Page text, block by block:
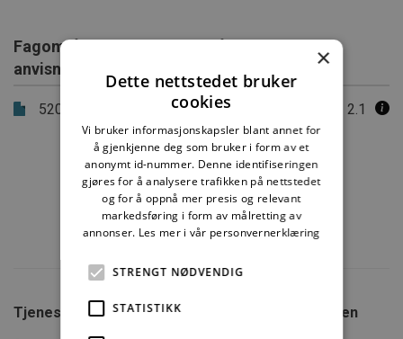
Fagområdet behandles også i følgende
anvisninger
520.315
Brannbeskyttelse av
stålkonstruksjoner
2.1
Tjenester fra SINTEF Om Byggforskserien
×
Dette nettstedet bruker
cookies
Vi bruker informasjonskapsler blant annet for
å gjenkjenne deg som bruker i form av et
anonymt id-nummer. Denne identifiseringen
gjøres for å analysere trafikken på nettstedet
og for å oppnå mer presis og relevant
markedsføring i form av målretting av
annonser. Les mer i vår personvernerklæring
STRENGT NØDVENDIG
STATISTIKK